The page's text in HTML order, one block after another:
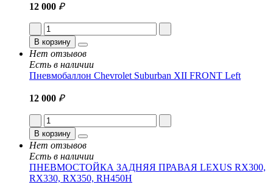
12 000 ₽
В корзину
Нет отзывов
Есть в наличии
Пневмобаллон Chevrolet Suburban XII FRONT Left
12 000 ₽
В корзину
Нет отзывов
Есть в наличии
ПНЕВМОСТОЙКА ЗАДНЯЯ ПРАВАЯ LEXUS RX300,
RX330, RX350, RH450H